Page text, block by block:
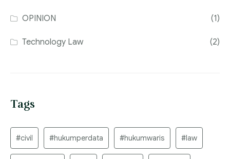
OPINION (1)
Technology Law (2)
Tags
#civil #hukumperdata #hukumwaris #law